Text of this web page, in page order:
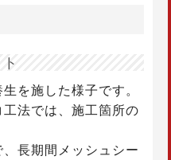
を施した様子です。
法では、施工箇所の
長期間メッシュシー